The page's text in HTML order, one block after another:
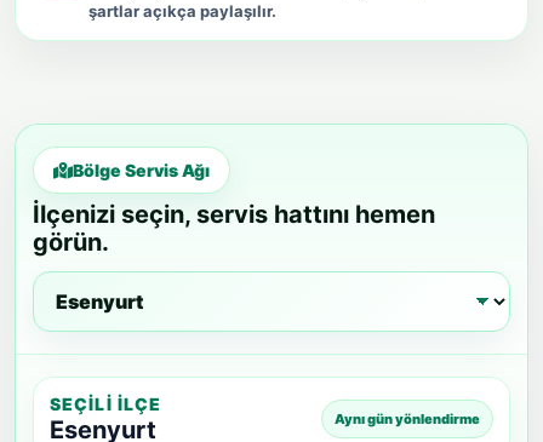
şartlar açıkça paylaşılır.
Bölge Servis Ağı
İlçenizi seçin, servis hattını hemen
görün.
SEÇILI İLÇE
Esenyurt Aynı gün yönlendirme